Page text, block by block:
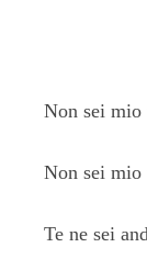
Non sei
Non sei
Te ne sei